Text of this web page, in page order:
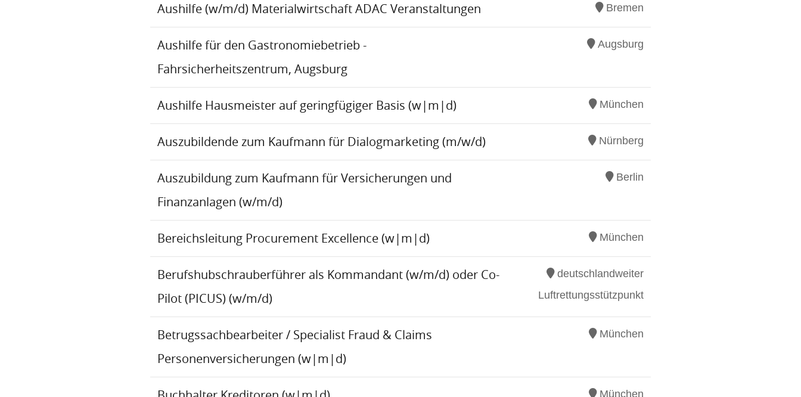
Aushilfe (w/m/d) Materialwirtschaft ADAC Veranstaltungen Bremen
Aushilfe für den Gastronomiebetrieb -
Fahrsicherheitszentrum, Augsburg
Augsburg
Aushilfe Hausmeister auf geringfügiger Basis (w|m|d) München
Auszubildende zum Kaufmann für Dialogmarketing (m/w/d) Nürnberg
Auszubildung zum Kaufmann für Versicherungen und
Finanzanlagen (w/m/d)
Berlin
Bereichsleitung Procurement Excellence (w|m|d) München
Berufshubschrauberführer als Kommandant (w/m/d) oder Co-
Pilot (PICUS) (w/m/d)
deutschlandweiter
Luftrettungsstützpunkt
Betrugssachbearbeiter / Specialist Fraud & Claims
Personenversicherungen (w|m|d)
München
München